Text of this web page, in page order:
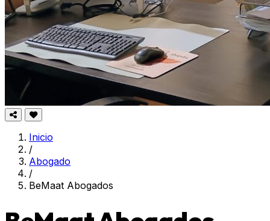
Inicio
/
Abogado
/
BeMaat Abogados